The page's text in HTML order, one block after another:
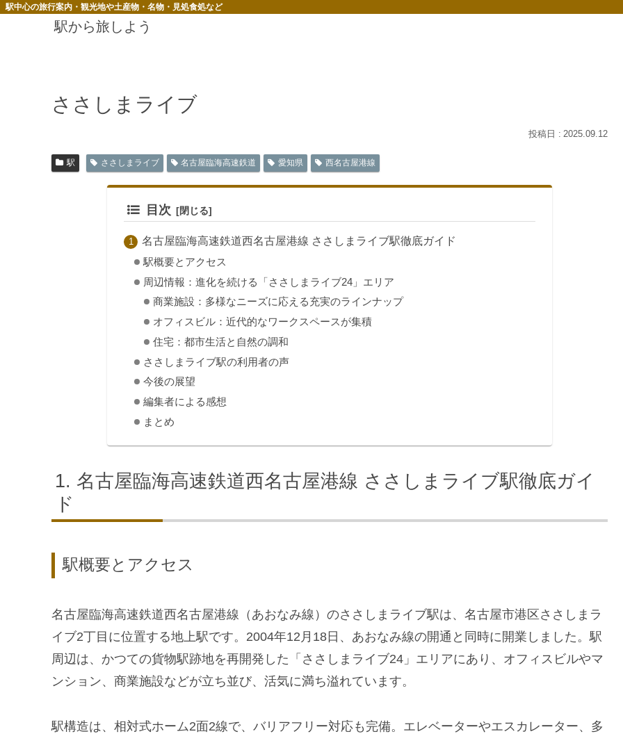
駅中心の旅行案内・観光地や土産物・名物・見処食処など
駅から旅しよう
ささしまライブ
2025.09.12
駅 ささしまライブ 名古屋臨海高速鉄道 愛知県 西名古屋港線
目次
名古屋臨海高速鉄道西名古屋港線 ささしまライブ駅徹底ガイド
駅概要とアクセス
周辺情報：進化を続ける「ささしまライブ24」エリア
商業施設：多様なニーズに応える充実のラインナップ
オフィスビル：近代的なワークスペースが集積
住宅：都市生活と自然の調和
ささしまライブ駅の利用者の声
今後の展望
編集者による感想
まとめ
名古屋臨海高速鉄道西名古屋港線 ささしまライブ駅徹底ガイ
ド
駅概要とアクセス
名古屋臨海高速鉄道西名古屋港線（あおなみ線）のささしまライブ駅は、名古屋市港区ささしまラ
イブ2丁目に位置する地上駅です。2004年12月18日、あおなみ線の開通と同時に開業しました。駅
周辺は、かつての貨物駅跡地を再開発した「ささしまライブ24」エリアにあり、オフィスビルやマ
ンション、商業施設などが立ち並び、活気に満ち溢れています。
駅構造は、相対式ホーム2面2線で、バリアフリー対応も完備。エレベーターやエスカレーター、多